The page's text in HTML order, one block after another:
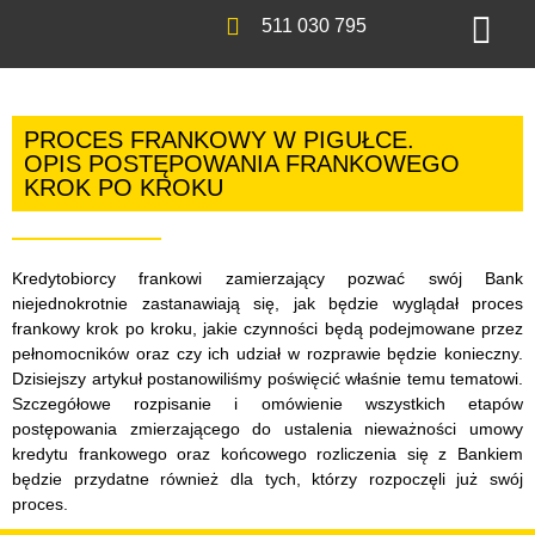
511 030 795
PROCES FRANKOWY W PIGUŁCE.
OPIS POSTĘPOWANIA FRANKOWEGO
KROK PO KROKU
Kredytobiorcy frankowi zamierzający pozwać swój Bank
niejednokrotnie zastanawiają się, jak będzie wyglądał proces
frankowy krok po kroku, jakie czynności będą podejmowane przez
pełnomocników oraz czy ich udział w rozprawie będzie konieczny.
Dzisiejszy artykuł postanowiliśmy poświęcić właśnie temu tematowi.
Szczegółowe rozpisanie i omówienie wszystkich etapów
postępowania zmierzającego do ustalenia nieważności umowy
kredytu frankowego oraz końcowego rozliczenia się z Bankiem
będzie przydatne również dla tych, którzy rozpoczęli już swój
proces.